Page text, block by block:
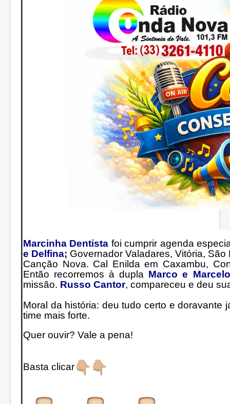
Marcinha Dentista foi cumprir agenda
e Delfina; Governador Valadares, Vitória,
Canção Nova. Cal Enilda em Caxambu,
Então recorremos à dupla Marco e Marcelo
missão. Russo Cantor, compareceu e deu
Moral da história: deu tudo certo e doravante
time mais forte.
Quer ouvir? Vale a pena!
Basta clicar